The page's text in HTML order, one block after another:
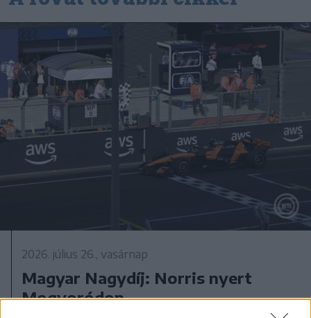
2026. július 26., vasárnap
Magyar Nagydíj: Norris nyert
Mogyoródon